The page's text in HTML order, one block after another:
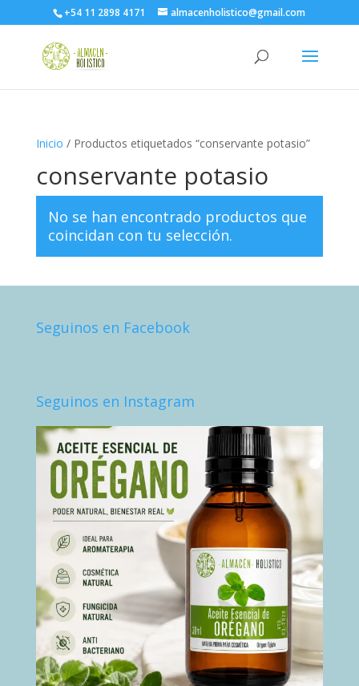
+54 11 2898 4171 almacenholistico@gmail.com
Inicio / Productos etiquetados “conservante potasio”
conservante potasio
No se han encontrado productos que
coincidan con tu selección.
Seguinos en Facebook
Seguinos en Instagram